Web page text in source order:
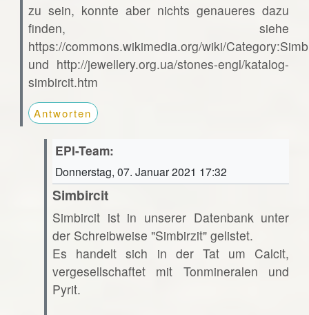
zu sein, konnte aber nichts genaueres dazu
finden, siehe
https://commons.wikimedia.org/wiki/
und http://jewellery.org.ua/stones-engl/katalog-
simbircit.htm
Antworten
EPI-Team:
Donnerstag, 07. Januar 2021 17:32
Simbircit
Simbircit ist in unserer Datenbank unter
der Schreibweise "Simbirzit" gelistet.
Es handelt sich in der Tat um Calcit,
vergesellschaftet mit Tonmineralen und
Pyrit.